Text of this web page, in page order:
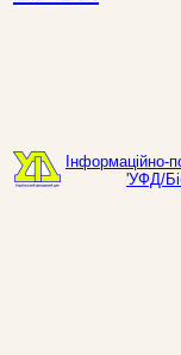
Інформаційно-
'УФД/